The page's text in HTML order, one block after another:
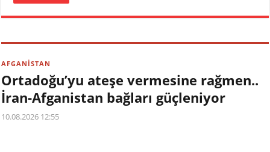
AFGANİSTAN
Ortadoğu’yu ateşe vermesine rağmen..
İran-Afganistan bağları güçleniyor
10.08.2026 12:55